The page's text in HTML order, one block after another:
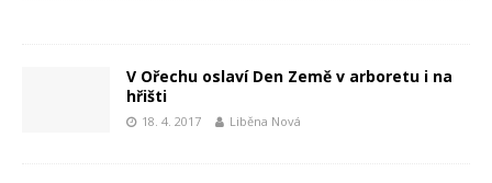
V Ořechu oslaví Den Země v arboretu i na
hřišti
18. 4. 2017 Liběna Nová